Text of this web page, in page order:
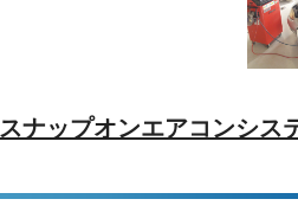
ナップオンエアコンシス